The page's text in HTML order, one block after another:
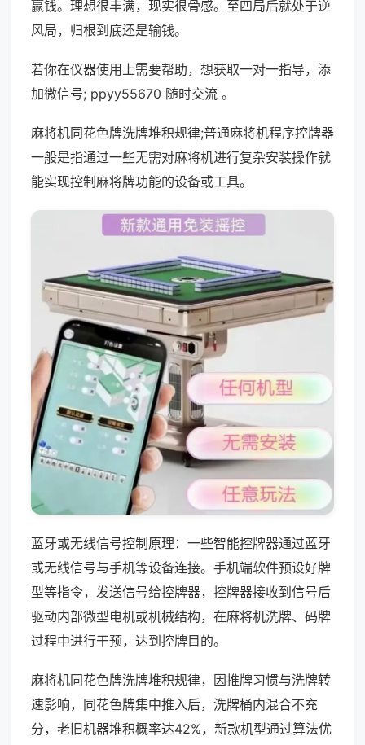
赢钱。理想很丰满，现实很骨感。至四局后就处于逆
风局，归根到底还是输钱。
若你在仪器使用上需要帮助，想获取一对一指导，添
加微信号; ppyy55670 随时交流 。
麻将机同花色牌洗牌堆积规律;普通麻将机程序控牌器
一般是指通过一些无需对麻将机进行复杂安装操作就
能实现控制麻将牌功能的设备或工具。
蓝牙或无线信号控制原理：一些智能控牌器通过蓝牙
或无线信号与手机等设备连接。手机端软件预设好牌
型等指令，发送信号给控牌器，控牌器接收到信号后
驱动内部微型电机或机械结构，在麻将机洗牌、码牌
过程中进行干预，达到控牌目的。
麻将机同花色牌洗牌堆积规律，因推牌习惯与洗牌转
速影响，同花色牌集中推入后，洗牌桶内混合不充
分，老旧机器堆积概率达42%，新款机型通过算法优